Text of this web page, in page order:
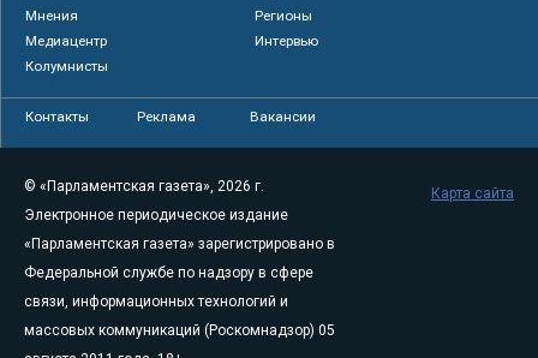
Мнения
Регионы
Медиацентр
Интервью
Колумнисты
Контакты Реклама Вакансии
© «Парламентская газета», 2026 г.
Электронное периодическое издание
«Парламентская газета» зарегистрировано в
Федеральной службе по надзору в сфере
связи, информационных технологий и
массовых коммуникаций (Роскомнадзор) 05
Карта сайта